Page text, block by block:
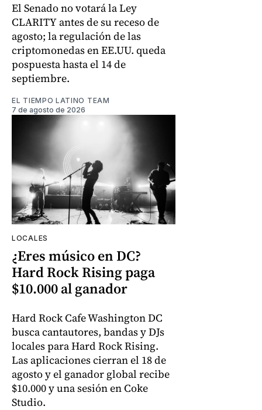
El Senado no votará la Ley
CLARITY antes de su receso de
agosto; la regulación de las
criptomonedas en EE.UU. queda
pospuesta hasta el 14 de
septiembre.
EL TIEMPO LATINO TEAM
7 de agosto de 2026
LOCALES
¿Eres músico en DC?
Hard Rock Rising paga
$10.000 al ganador
Hard Rock Cafe Washington DC
busca cantautores, bandas y DJs
locales para Hard Rock Rising.
Las aplicaciones cierran el 18 de
agosto y el ganador global recibe
$10.000 y una sesión en Coke
Studio.